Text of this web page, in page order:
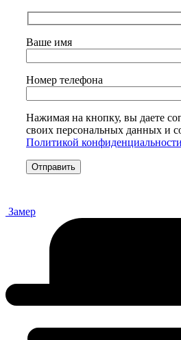
Ваше имя
Номер телефона
Нажимая на кнопку, вы даете
своих персональных данных и
Политикой конфиденциальности
Замер